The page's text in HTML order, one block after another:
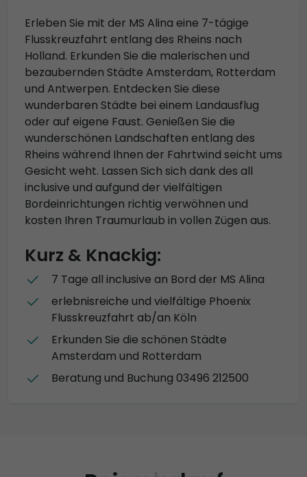
Erleben Sie mit der MS Alina eine 7-tägige
Flusskreuzfahrt entlang des Rheins nach
Holland. Erkunden Sie die malerischen und
bezaubernden Städte Amsterdam, Rotterdam
und Antwerpen. Entdecken Sie diese
wunderbaren Städte bei einem Landausflug
oder auf eigene Faust. Genießen Sie die
wunderschönen Landschaften entlang des
Rheins während Ihnen der Fahrtwind seicht ums
Gesicht weht. Lassen Sich sich dank des all
inclusive und aufgund der vielfältigen
Bordeinrichtungen richtig verwöhnen und
kosten Ihren Traumurlaub in vollen Zügen aus.
Kurz & Knackig:
7 Tage all inclusive an Bord der MS Alina
erlebnisreiche und vielfältige Phoenix
Flusskreuzfahrt ab/an Köln
Erkunden Sie die schönen Städte
Amsterdam und Rotterdam
Beratung und Buchung 03496 212500